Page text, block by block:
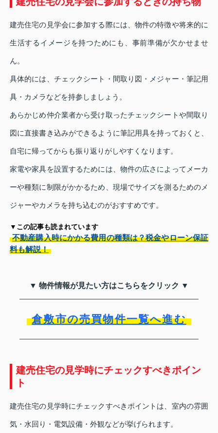
建売住宅の見学会に参加する際には、物件の特徴や将来的に
生活するイメージを持つためにも、事前準備が欠かせませ
ん。
具体的には、チェックシート・間取り図・メジャー・筆記用
具・カメラなどを持参しましょう。
あらかじめ仲介業者から受け取ったチェックシートや間取り
図に直接書き込みができるように筆記用具を持っておくと、
自宅に帰ってからも振り返りがしやすくなります。
家電や家具を設置するためには、物件の広さによってメーカ
ーや種類に制限がかかるため、現場でサイズを測るためのメ
ジャーやカメラを持ち込むのがおすすめです。
▼この記事も読まれています
不動産購入時にかかる費用の種類は？税金やローン保証
料も解説！
▼ 物件情報が見たい方はこちらをクリック ▼
倉敷市の売買物件一覧へ進む
建売住宅の見学時にチェックすべきポイン
ト
建売住宅の見学時にチェックすべきポイントは、室内の雰囲
気・水回り・電気設備・外観などが挙げられます。